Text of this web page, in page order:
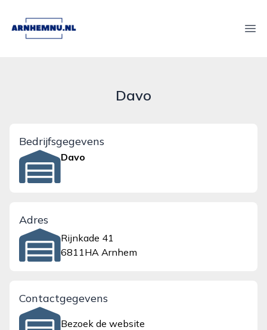
arnhemnu.nl
Davo
Bedrijfsgegevens
Davo
Adres
Rijnkade 41
6811HA Arnhem
Contactgegevens
Bezoek de website